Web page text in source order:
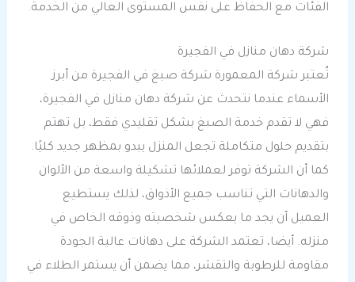
الفئات مع الحفاظ على نفس المستوى العالي من الخدمة.
شركة دهان منازل في الفجيرة
تُعتبر شركة المعمورة شركة صبغ في الفجيرة من أبرز
الأسماء عندما نتحدث عن شركة دهان منازل في الفجيرة،
فهي لا تقدم خدمة الصبغ بشكل تقليدي فقط، بل تهتم
بتقديم حلول متكاملة تجعل المنزل يبدو بمظهر جديد كليًا.
كما أن الشركة توفر لعملائها تشكيلة واسعة من الألوان
والدهانات التي تناسب جميع الأذواق، لذلك يستطيع
العميل أن يجد ما يعكس شخصيته وذوقه الخاص في
منزله. أيضا، تعتمد الشركة على دهانات عالية الجودة
مقاومة للرطوبة والتقشر، مما يضمن أن يستمر الطلاء في